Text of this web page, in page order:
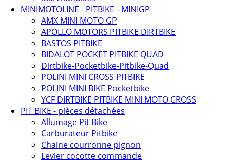
MINIMOTOLINE - PITBIKE - MINIGP
AMX MINI MOTO GP
APOLLO MOTORS PITBIKE DIRTBIKE
BASTOS PITBIKE
BIDALOT POCKET PITBIKE QUAD
Dirtbike-Pocketbike-Pitbike-Quad
POLINI MINI CROSS PITBIKE
POLINI MINI BIKE Pocketbike
YCF DIRTBIKE PITBIKE MINI MOTO CROSS
PIT BIKE - pièces détachées
Allumage Pit Bike
Carburateur Pitbike
Chaine courronne pignon
Levier cocotte commande